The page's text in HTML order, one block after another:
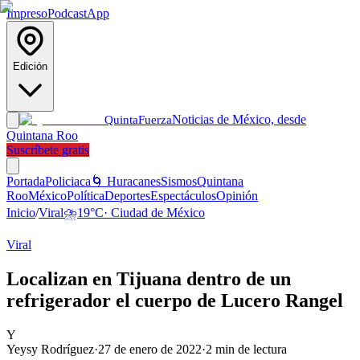
ImpresoPodcastApp
Edición
QuintaFuerzaNoticias de México, desde
Quintana Roo
Suscríbete gratis
PortadaPoliciaca 🌀 HuracanesSismosQuintana
RooMéxicoPolíticaDeportesEspectáculosOpinión
Inicio/Viral⛈️19°C· Ciudad de México
Viral
Localizan en Tijuana dentro de un
refrigerador el cuerpo de Lucero Rangel
Y
Yeysy Rodríguez·27 de enero de 2022·2 min de lectura